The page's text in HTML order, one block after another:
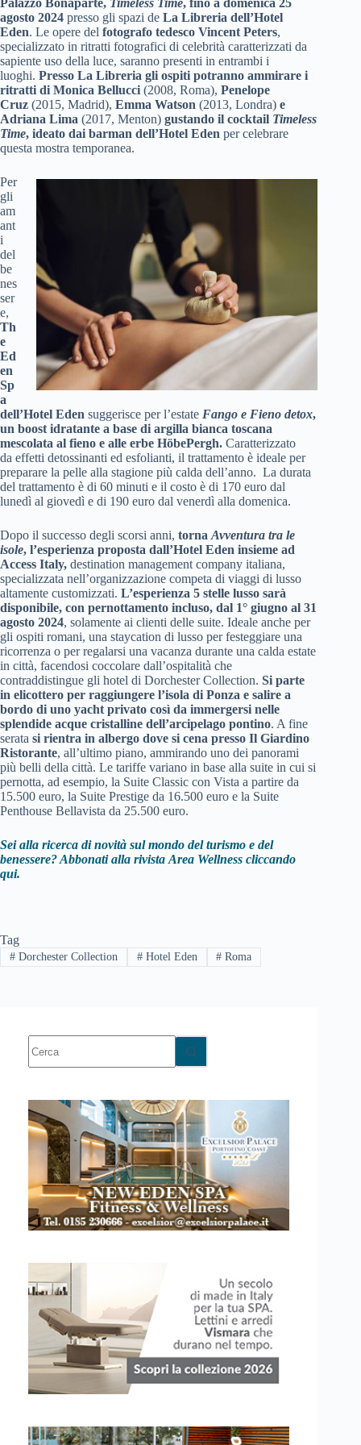
Palazzo Bonaparte, Timeless Time, fino a domenica 25
agosto 2024 presso gli spazi de La Libreria dell’Hotel
Eden. Le opere del fotografo tedesco Vincent Peters,
specializzato in ritratti fotografici di celebrità caratterizzati da
sapiente uso della luce, saranno presenti in entrambi i
luoghi. Presso La Libreria gli ospiti potranno ammirare i
ritratti di Monica Bellucci (2008, Roma), Penelope
Cruz (2015, Madrid), Emma Watson (2013, Londra) e
Adriana Lima (2017, Menton) gustando il cocktail Timeless
Time, ideato dai barman dell’Hotel Eden per celebrare
questa mostra temporanea.
Per
gli
am
ant
i
del
be
nes
ser
e,
Th
e
Ed
en
Sp
a
dell’Hotel Eden suggerisce per l’estate Fango e Fieno detox,
un boost idratante a base di argilla bianca toscana
mescolata al fieno e alle erbe HöbePergh. Caratterizzato
da effetti detossinanti ed esfolianti, il trattamento è ideale per
preparare la pelle alla stagione più calda dell’anno. La durata
del trattamento è di 60 minuti e il costo è di 170 euro dal
lunedì al giovedì e di 190 euro dal venerdì alla domenica.
Dopo il successo degli scorsi anni, torna Avventura tra le
isole, l’esperienza proposta dall’Hotel Eden insieme ad
Access Italy, destination management company italiana,
specializzata nell’organizzazione competa di viaggi di lusso
altamente customizzati. L’esperienza 5 stelle lusso sarà
disponibile, con pernottamento incluso, dal 1° giugno al 31
agosto 2024, solamente ai clienti delle suite. Ideale anche per
gli ospiti romani, una staycation di lusso per festeggiare una
ricorrenza o per regalarsi una vacanza durante una calda estate
in città, facendosi coccolare dall’ospitalità che
contraddistingue gli hotel di Dorchester Collection. Si parte
in elicottero per raggiungere l’isola di Ponza e salire a
bordo di uno yacht privato così da immergersi nelle
splendide acque cristalline dell’arcipelago pontino. A fine
serata si rientra in albergo dove si cena presso Il Giardino
Ristorante, all’ultimo piano, ammirando uno dei panorami
più belli della città. Le tariffe variano in base alla suite in cui si
pernotta, ad esempio, la Suite Classic con Vista a partire da
15.500 euro, la Suite Prestige da 16.500 euro e la Suite
Penthouse Bellavista da 25.500 euro.
Sei alla ricerca di novità sul mondo del turismo e del
benessere? Abbonati alla rivista Area Wellness cliccando
qui.
Tag
#Dorchester Collection #Hotel Eden # Roma
risultato